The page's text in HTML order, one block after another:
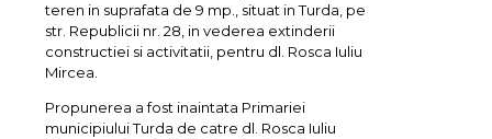
teren in suprafata de 9 mp., situat in Turda, pe
str. Republicii nr. 28, in vederea extinderii
constructiei si activitatii, pentru dl. Rosca Iuliu
Mircea.
Propunerea a fost inaintata Primariei
municipiului Turda de catre dl. Rosca Iuliu